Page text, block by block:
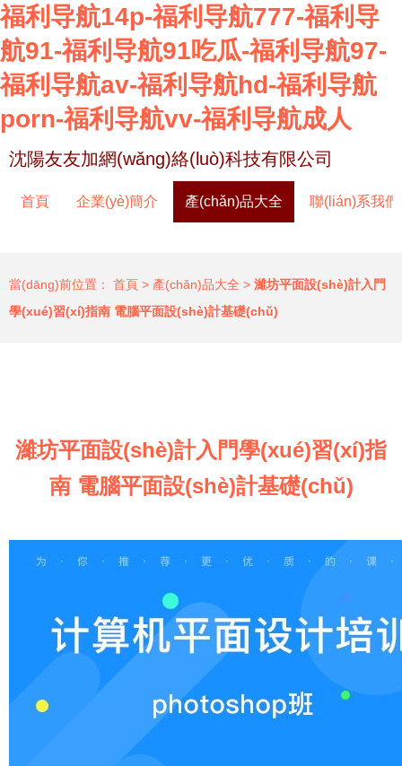
福利导航14p-福利导航777-福利导
航91-福利导航91吃瓜-福利导航97-
福利导航av-福利导航hd-福利导航
porn-福利导航vv-福利导航成人
沈陽友友加網(wǎng)絡(luò)科技有限公司
首頁 企業(yè)簡介 產(chǎn)品大全 聯(lián)系我們
當(dāng)前位置： 首頁 > 產(chǎn)品大全 > 濰坊平面設(shè)計入門
學(xué)習(xí)指南 電腦平面設(shè)計基礎(chǔ)
濰坊平面設(shè)計入門學(xué)習(xí)指
南 電腦平面設(shè)計基礎(chǔ)